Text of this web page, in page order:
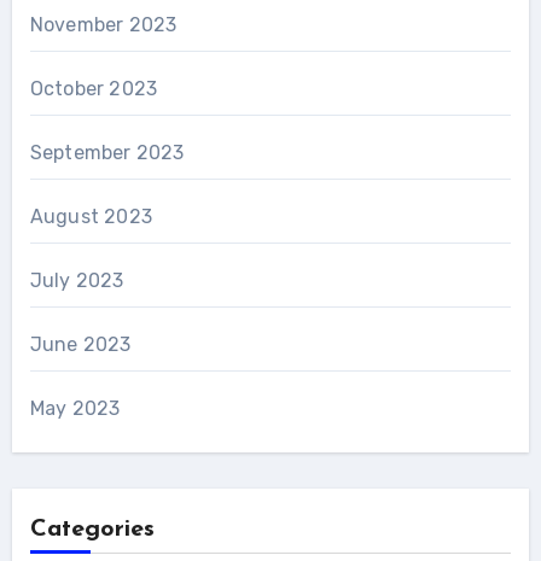
November 2023
October 2023
September 2023
August 2023
July 2023
June 2023
May 2023
Categories